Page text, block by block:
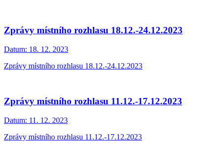
Zprávy místního rozhlasu 18.12.-24.12.2023
Datum: 18. 12. 2023
Zprávy místního rozhlasu 18.12.-24.12.2023
Zprávy místního rozhlasu 11.12.-17.12.2023
Datum: 11. 12. 2023
Zprávy místního rozhlasu 11.12.-17.12.2023